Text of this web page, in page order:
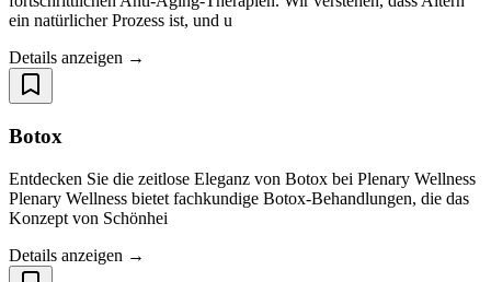
ein natürlicher Prozess ist, und u
Details anzeigen →
Botox
Entdecken Sie die zeitlose Eleganz von Botox bei Plenary Wellness
Plenary Wellness bietet fachkundige Botox-Behandlungen, die das
Konzept von Schönhei
Details anzeigen →